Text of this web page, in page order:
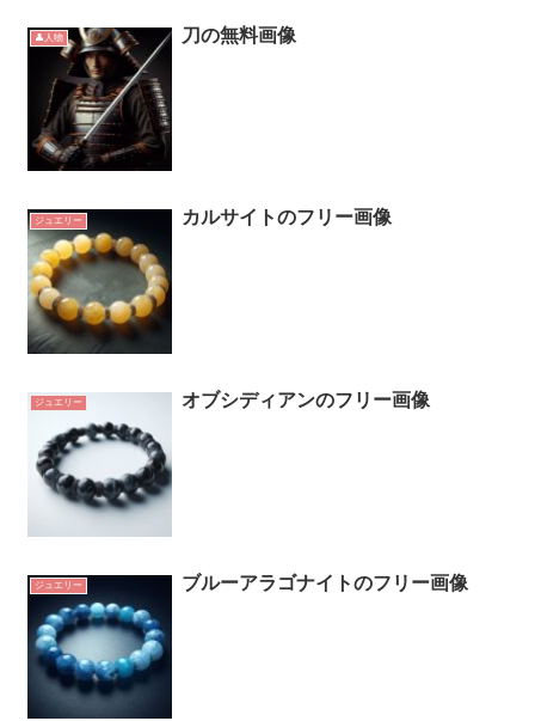
👤人物 刀の無料画像
ジュエリー カルサイトのフリー画像
ジュエリー オブシディアンのフリー画像
ジュエリー ブルーアラゴナイトのフリー画像